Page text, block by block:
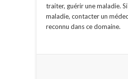
traiter, guérir une maladie.
maladie, contacter un
reconnu dans ce domaine.